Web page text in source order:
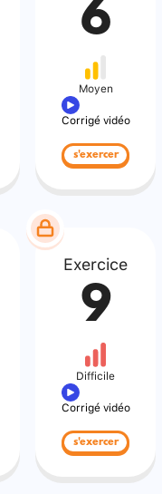
6
Moyen
Corrigé vidéo
s'exercer
Exercice
9
Difficile
Corrigé vidéo
s'exercer